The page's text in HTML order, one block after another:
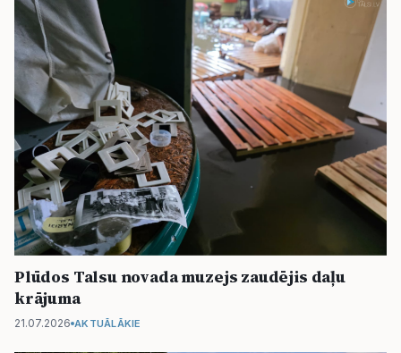
Plūdos Talsu novada muzejs zaudējis daļu
krājuma
21.07.2026 AKTUĀLĀKIE